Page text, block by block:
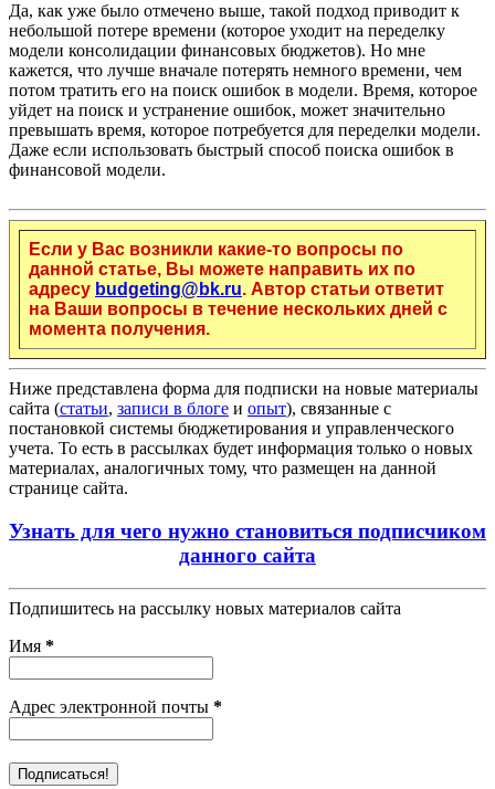
Да, как уже было отмечено выше, такой подход приводит к
небольшой потере времени (которое уходит на переделку
модели консолидации финансовых бюджетов). Но мне
кажется, что лучше вначале потерять немного времени, чем
потом тратить его на поиск ошибок в модели. Время, которое
уйдет на поиск и устранение ошибок, может значительно
превышать время, которое потребуется для переделки модели.
Даже если использовать быстрый способ поиска ошибок в
финансовой модели.
Если у Вас возникли какие-то вопросы по
данной статье, Вы можете направить их по
адресу budgeting@bk.ru. Автор статьи ответит
на Ваши вопросы в течение нескольких дней с
момента получения.
Ниже представлена форма для подписки на новые материалы
сайта (статьи, записи в блоге и опыт), связанные с
постановкой системы бюджетирования и управленческого
учета. То есть в рассылках будет информация только о новых
материалах, аналогичных тому, что размещен на данной
странице сайта.
Узнать для чего нужно становиться подписчиком
данного сайта
Подпишитесь на рассылку новых материалов сайта
Имя *
Адрес электронной почты *